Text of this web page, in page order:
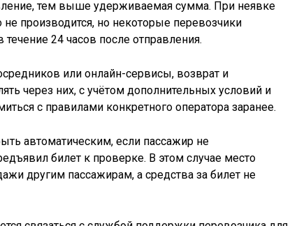
тем выше удерживаемая сумма. При неявке
производится, но некоторые перевозчики
24 часов после отправления.
или онлайн-сервисы, возврат и
через них, с учётом дополнительных условий и
с правилами конкретного оператора заранее.
автоматическим, если пассажир не
билет к проверке. В этом случае место
другим пассажирам, а средства за билет не